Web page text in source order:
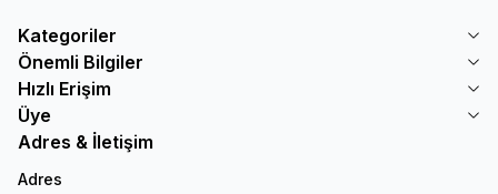
Kategoriler
Önemli Bilgiler
Hızlı Erişim
Üye
Adres & İletişim
Adres